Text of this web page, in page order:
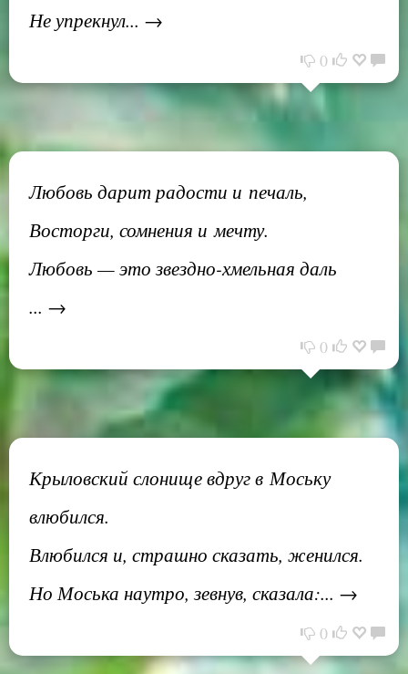
Не упрекнул... →
0
Любовь дарит радости и печаль,
Восторги, сомнения и мечту.
Любовь — это звездно-хмельная даль
... →
0
Крыловский слонище вдруг в Моську
влюбился.
Влюбился и, страшно сказать, женился.
Но Моська наутро, зевнув, сказала:... →
0